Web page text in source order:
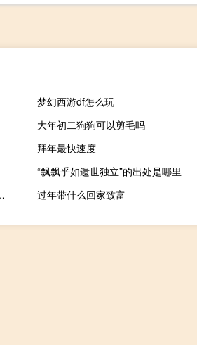
梦幻西游df怎么玩
大年初二狗狗可以剪毛吗
拜年最快速度
“飘飘乎如遗世独立”的出处是哪里
绿色免费版功能简介）
过年带什么回家致富